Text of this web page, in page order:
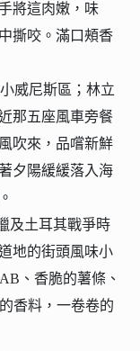
將這肉嫩，味
撕咬。滿口頰香
威尼斯區；林立
那五座風車旁餐
吹來，品嚐新鮮
夕陽緩緩落入海
及土耳其戰爭時
地的街頭風味小
、香脆的薯條、
香料，一卷卷的